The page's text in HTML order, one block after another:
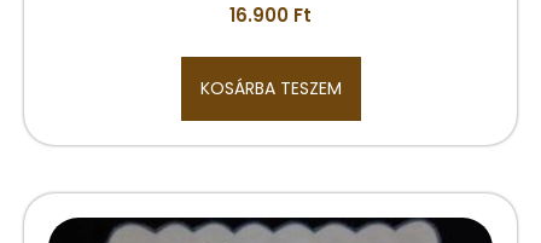
16.900 Ft
KOSÁRBA TESZEM